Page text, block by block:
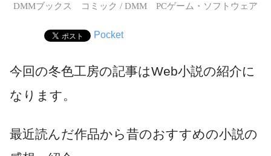
DMMブックス コミック / DMM PCゲーム・ソフトウェア
Pocket
今回の冬色工房の記事はWeb小説の紹介に
なります。
最近読んだ作品から昔のおすすめの小説の